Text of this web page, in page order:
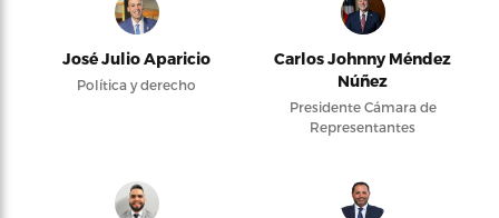
José Julio Aparicio
Política y derecho
Carlos Johnny Méndez
Núñez
Presidente Cámara de
Representantes